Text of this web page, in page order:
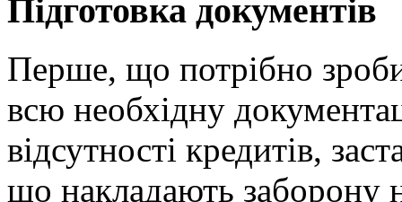
Підготовка документів
Перше, що потрібно
всю необхідну
відсутності кредитів,
що накладають заборону